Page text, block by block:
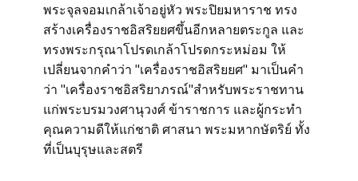
พระจุลจอมเกล้าเจ้าอยู่หัว พระปิยมหาราช ทรง
สร้างเครื่องราชอิสริยยศขึ้นอีกหลายตระกูล และ
ทรงพระกรุณาโปรดเกล้าโปรดกระหม่อม ให้
เปลี่ยนจากคำว่า "เครื่องราชอิสริยยศ" มาเป็นคำ
ว่า "เครื่องราชอิสริยาภรณ์"สำหรับพระราชทาน
แก่พระบรมวงศานุวงศ์ ข้าราชการ และผู้กระทำ
คุณความดีให้แก่ชาติ ศาสนา พระมหากษัตริย์ ทั้ง
ที่เป็นบุรุษและสตรี